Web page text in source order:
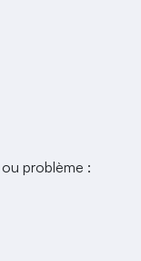
problème :